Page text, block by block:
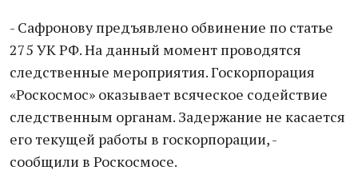
- Сафронову предъявлено обвинение по статье
275 УК РФ. На данный момент проводятся
следственные мероприятия. Госкорпорация
«Роскосмос» оказывает всяческое содействие
следственным органам. Задержание не касается
его текущей работы в госкорпорации, -
сообщили в Роскосмосе.